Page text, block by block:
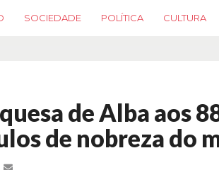
SOCIEDADE POLÍTICA CULTURA
de Alba aos
de nobreza do